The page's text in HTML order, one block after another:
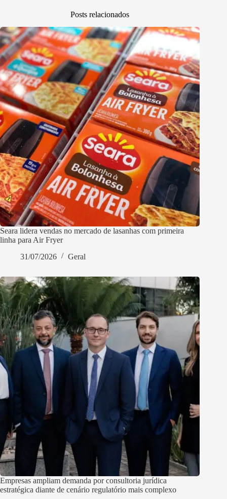
Posts relacionados
Seara lidera vendas no mercado de lasanhas com primeira
linha para Air Fryer
31/07/2026
Geral
Empresas ampliam demanda por consultoria jurídica
estratégica diante de cenário regulatório mais complexo